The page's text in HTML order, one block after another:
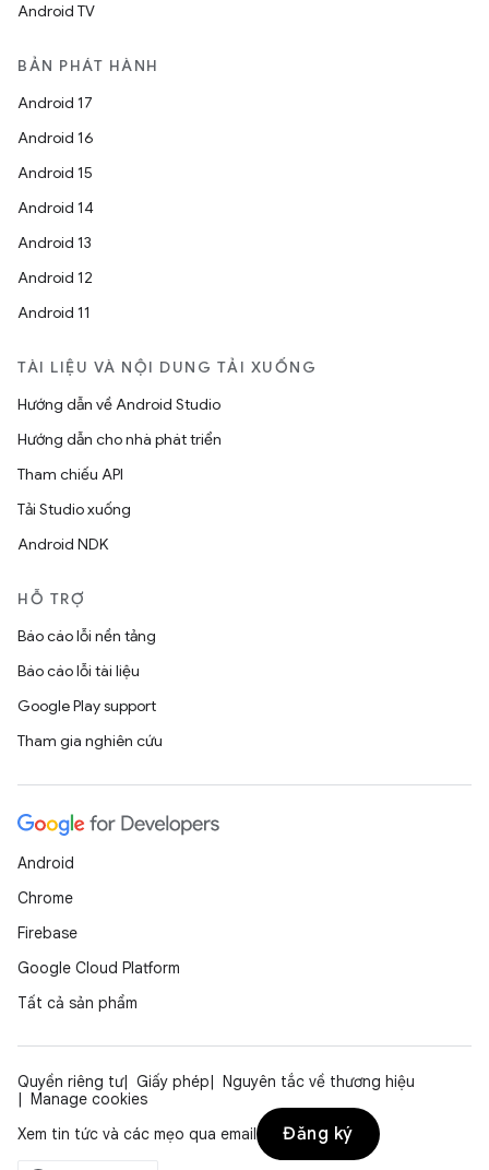
Android TV
BẢN PHÁT HÀNH
Android 17
Android 16
Android 15
Android 14
Android 13
Android 12
Android 11
TÀI LIỆU VÀ NỘI DUNG TẢI XUỐNG
Hướng dẫn về Android Studio
Hướng dẫn cho nhà phát triển
Tham chiếu API
Tải Studio xuống
Android NDK
HỖ TRỢ
Báo cáo lỗi nền tảng
Báo cáo lỗi tài liệu
Google Play support
Tham gia nghiên cứu
Android
Chrome
Firebase
Google Cloud Platform
Tất cả sản phẩm
Quyền riêng tư Giấy phép
Nguyên tắc về thương hiệu
Manage cookies
Xem tin tức và các mẹo qua email
Đăng ký